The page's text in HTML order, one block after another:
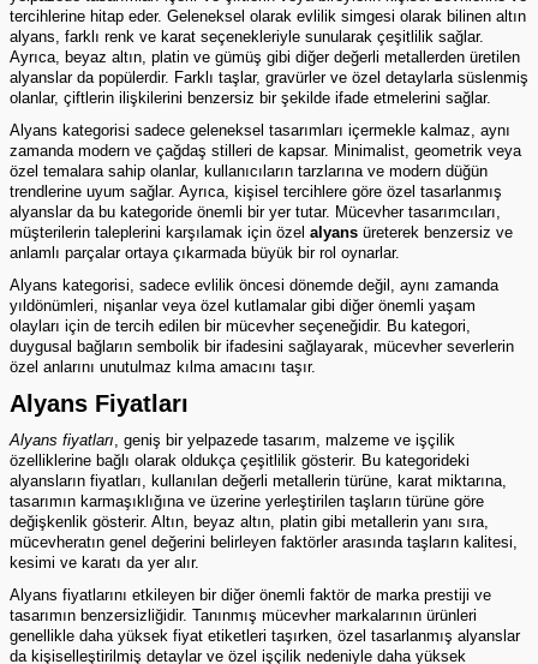
tercihlerine hitap eder. Geleneksel olarak evlilik simgesi olarak bilinen altın
alyans, farklı renk ve karat seçenekleriyle sunularak çeşitlilik sağlar.
Ayrıca, beyaz altın, platin ve gümüş gibi diğer değerli metallerden üretilen
alyanslar da popülerdir. Farklı taşlar, gravürler ve özel detaylarla süslenmiş
olanlar, çiftlerin ilişkilerini benzersiz bir şekilde ifade etmelerini sağlar.
Alyans kategorisi sadece geleneksel tasarımları içermekle kalmaz, aynı
zamanda modern ve çağdaş stilleri de kapsar. Minimalist, geometrik veya
özel temalara sahip olanlar, kullanıcıların tarzlarına ve modern düğün
trendlerine uyum sağlar. Ayrıca, kişisel tercihlere göre özel tasarlanmış
alyanslar da bu kategoride önemli bir yer tutar. Mücevher tasarımcıları,
müşterilerin taleplerini karşılamak için özel alyans üreterek benzersiz ve
anlamlı parçalar ortaya çıkarmada büyük bir rol oynarlar.
Alyans kategorisi, sadece evlilik öncesi dönemde değil, aynı zamanda
yıldönümleri, nişanlar veya özel kutlamalar gibi diğer önemli yaşam
olayları için de tercih edilen bir mücevher seçeneğidir. Bu kategori,
duygusal bağların sembolik bir ifadesini sağlayarak, mücevher severlerin
özel anlarını unutulmaz kılma amacını taşır.
Alyans Fiyatları
Alyans fiyatları, geniş bir yelpazede tasarım, malzeme ve işçilik
özelliklerine bağlı olarak oldukça çeşitlilik gösterir. Bu kategorideki
alyansların fiyatları, kullanılan değerli metallerin türüne, karat miktarına,
tasarımın karmaşıklığına ve üzerine yerleştirilen taşların türüne göre
değişkenlik gösterir. Altın, beyaz altın, platin gibi metallerin yanı sıra,
mücevheratın genel değerini belirleyen faktörler arasında taşların kalitesi,
kesimi ve karatı da yer alır.
Alyans fiyatlarını etkileyen bir diğer önemli faktör de marka prestiji ve
tasarımın benzersizliğidir. Tanınmış mücevher markalarının ürünleri
genellikle daha yüksek fiyat etiketleri taşırken, özel tasarlanmış alyanslar
da kişiselleştirilmiş detaylar ve özel işçilik nedeniyle daha yüksek